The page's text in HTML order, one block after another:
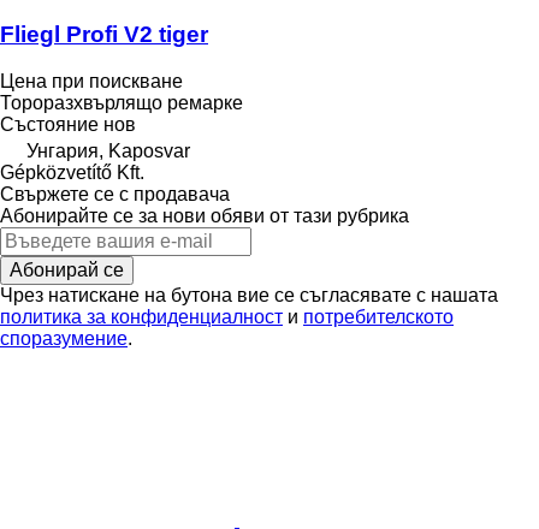
Fliegl Profi V2 tiger
Цена при поискване
Тороразхвърлящо ремарке
Състояние нов
Унгария, Kaposvar
Gépközvetítő Kft.
Свържете се с продавача
Абонирайте се за нови обяви от тази рубрика
Абонирай се
Чрез натискане на бутона вие се съгласявате с нашата
политика за конфиденциалност и потребителското
споразумение.